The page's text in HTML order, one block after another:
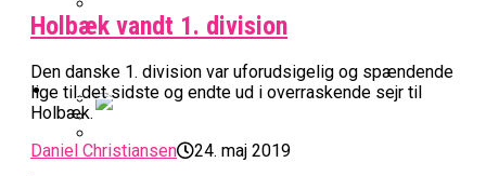
BK Vejen Opruster: Amerikansk Point
Guard På Plads
Miami Heat Smider Skandaleramt Spiller
EuroLeague
Danskerne Imponerede Torsdag Aften I
Holbæk vandt 1. division
Den danske 1. division var uforudsigelig og spændende
lige til det sidste og endte ud i overraskende sejr til
Holbæk.
Daniel Christiansen
24. maj 2019